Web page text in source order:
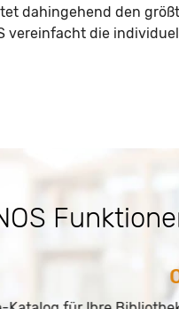
dahingehend den
vereinfacht die